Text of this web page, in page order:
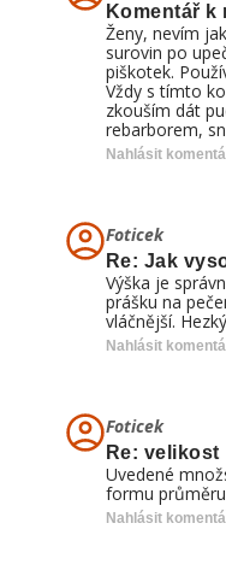
Komentář k
Ženy, nevím
surovin po
piškotek.
Vždy s tímto
zkouším dát
rebarborem,
Nahlásit
Foticek
Re: Jak
Výška je
prášku na
vláčnější.
Nahlásit
Foticek
Re: velikost
Uvedené
formu
Nahlásit